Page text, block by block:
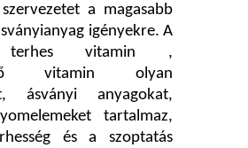
a magasabb
igényekre. A
terhes vitamin ,
vitamin olyan
ásványi anyagokat,
tartalmaz,
és a szoptatás